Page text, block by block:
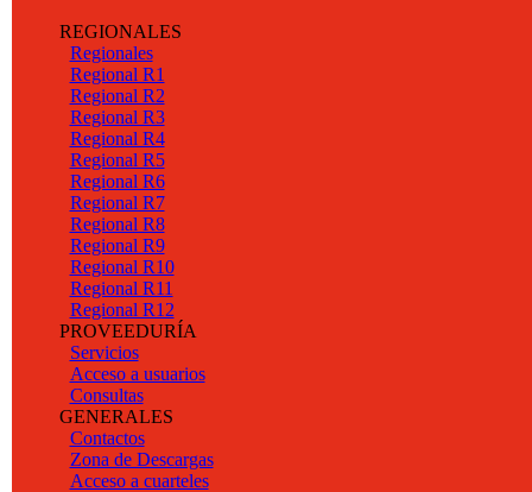
REGIONALES
Regionales
Regional R1
Regional R2
Regional R3
Regional R4
Regional R5
Regional R6
Regional R7
Regional R8
Regional R9
Regional R10
Regional R11
Regional R12
PROVEEDURÍA
Servicios
Acceso a usuarios
Consultas
GENERALES
Contactos
Zona de Descargas
Acceso a cuarteles